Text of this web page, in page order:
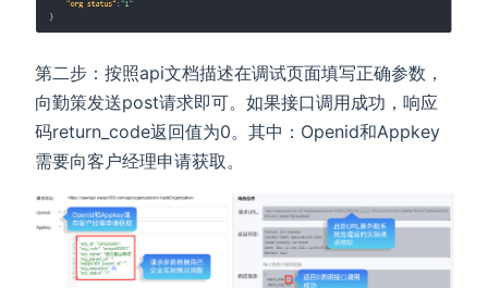
第二步：按照api文档描述在调试页面填写正确参数，
向勤策发送post请求即可。如果接口调用成功，响应
码return_code返回值为0。其中：Openid和Appkey
需要向客户经理申请获取。